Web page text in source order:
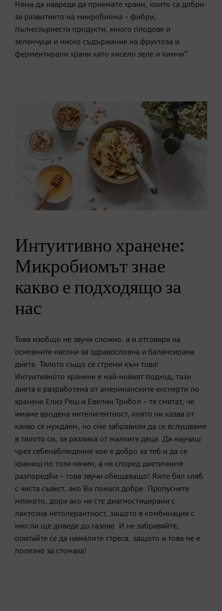
Няма да навреди да приемате храни, които са добри
за развитието на микробиома – фибри,
пълнозърнести продукти, много плодове и
зеленчуци и ниско съдържание на фруктоза и
ферментирали храни като кисело зеле и кимчи“.
Интуитивно хранене:
Микробиомът знае
какво е подходящо за
нас
Това изобщо не звучи сложно, а и отговаря на
основните насоки за здравословна и балансирана
диета. Тялото също се стреми към това!
Интуитивното хранене е най-новият подход, тази
диета е разработена от американските експерти по
хранене Елиз Реш и Евелин Трибол – те смятат, че
имаме вродена интелигентност, която ни казва от
какво се нуждаем, но сме забравили да се вслушваме
в тялото си, за разлика от малките деца. Да научиш
чрез себенаблюдение кое е добро за теб и да се
храниш по този начин, а не според диетичните
разпоредби – това звучи обещаващо! Яжте бял хляб
с чиста съвест, ако Ви понася добре. Пропуснете
млякото, дори ако не сте диагностицирани с
лактозна нетолерантност, защото в комбинация с
мюсли ще доведе до газове. И не забравяйте,
опитайте се да намалите стреса, защото и това не е
полезно за стомаха!